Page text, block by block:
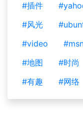
#插件
#风光
#video
#地图
#时尚
#有趣
#网络